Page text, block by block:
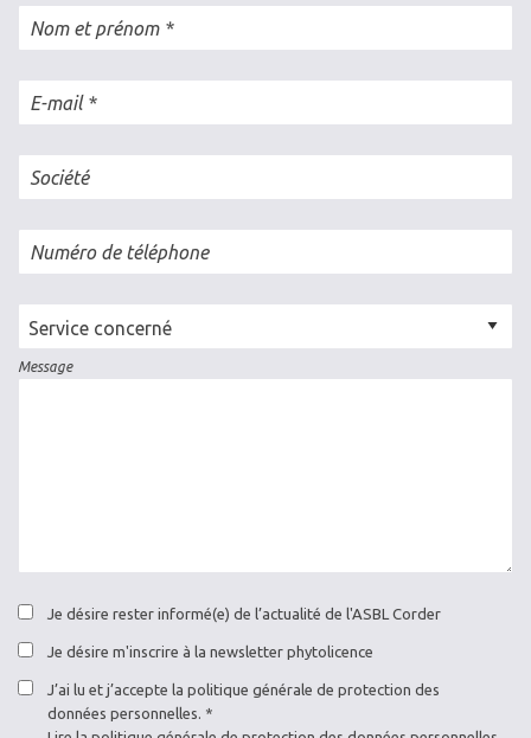
Nom et prénom
E-mail
Société
Numéro de téléphone
Cellule
concernée
Message
Je désire rester informé(e) de l’actualité de l'ASBL Corder
Je désire m'inscrire à la newsletter phytolicence
J’ai lu et j’accepte la politique générale de protection des
données personnelles.